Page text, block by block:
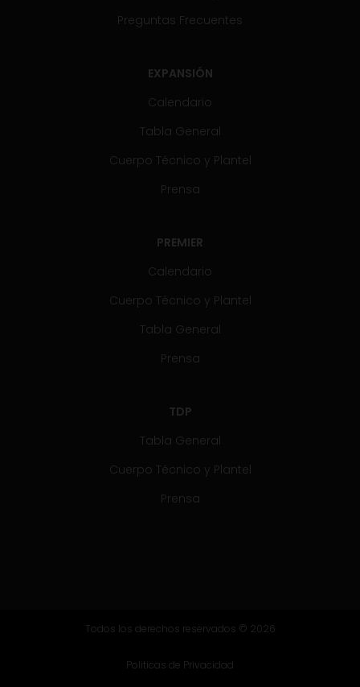
Preguntas Frecuentes
EXPANSIÓN
Calendario
Tabla General
Cuerpo Técnico y Plantel
Prensa
PREMIER
Calendario
Cuerpo Técnico y Plantel
Tabla General
Prensa
TDP
Tabla General
Cuerpo Técnico y Plantel
Prensa
Todos los derechos reservados © 2026
Politicas de Privacidad